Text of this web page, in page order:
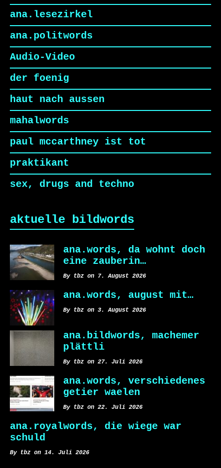
ana.lesezirkel
ana.politwords
Audio-Video
der foenig
haut nach aussen
mahalwords
paul mccarthney ist tot
praktikant
sex, drugs and techno
aktuelle bildwords
ana.words, da wohnt doch
eine zauberin…
By tbz on 7. August 2026
ana.words, august mit…
By tbz on 3. August 2026
ana.bildwords, machemer
plättli
By tbz on 27. Juli 2026
ana.words, verschiedenes
getier waelen
By tbz on 22. Juli 2026
ana.royalwords, die wiege war
schuld
By tbz on 14. Juli 2026